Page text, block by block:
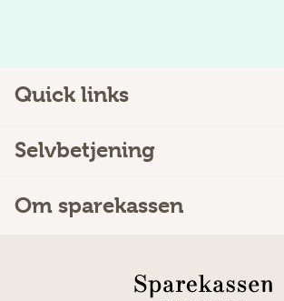
Quick links
Selvbetjening
Om sparekassen